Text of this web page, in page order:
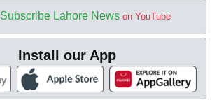
Subscribe Lahore News on YouTube
Install our App